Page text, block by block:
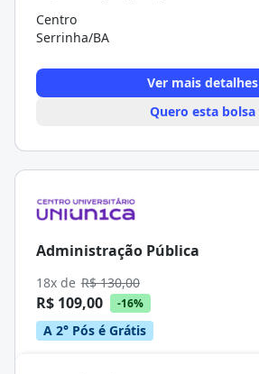
Centro
Serrinha/BA
Ver mais detalhes
Quero esta bolsa
Administração Pública
18x de R$ 130,00
R$ 109,00 -16%
A 2° Pós é Grátis